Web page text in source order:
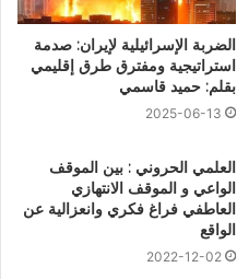
الضربة الإسرائيلية لإيران: صدمة
استراتيجية ومفترق طرق إقليمي
بقلم: حميد قاسمي
2025-06-13
العلمي الحروني : بين الموقف
الواعي و الموقف الانتهازي
العاطفي فراغ فكري وانعزالية عن
الواقع
2022-12-02